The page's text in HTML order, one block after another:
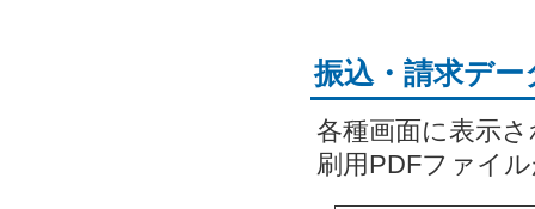
振込・請求デー
各種画面に表示
刷用PDFファイ